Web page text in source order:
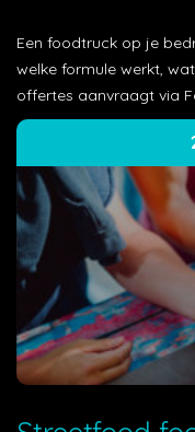
Een foodtruck op je
welke formule werkt,
offertes aanvraagt via